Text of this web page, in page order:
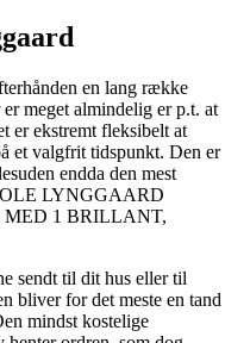
en lang række
meget almindelig er p.t. at
er ekstremt fleksibelt at
et valgfrit tidspunkt. Den er
endda den mest
OLE LYNGGAARD
1 BRILLANT,
sendt til dit hus eller til
bliver for det meste en tand
mindst kostelige